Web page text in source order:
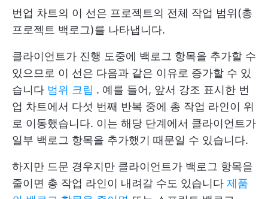
번업 차트의 이 선은 프로젝트의 전체 작업 범위(총
프로젝트 백로그)를 나타냅니다.
클라이언트가 진행 도중에 백로그 항목을 추가할 수
있으므로 이 선은 다음과 같은 이유로 증가할 수 있
습니다 범위 크립 . 예를 들어, 앞서 강조 표시한 번
업 차트에서 다섯 번째 반복 중에 총 작업 라인이 위
로 이동했습니다. 이는 해당 단계에서 클라이언트가
일부 백로그 항목을 추가했기 때문일 수 있습니다.
하지만 드문 경우지만 클라이언트가 백로그 항목을
줄이면 총 작업 라인이 내려갈 수도 있습니다 제품